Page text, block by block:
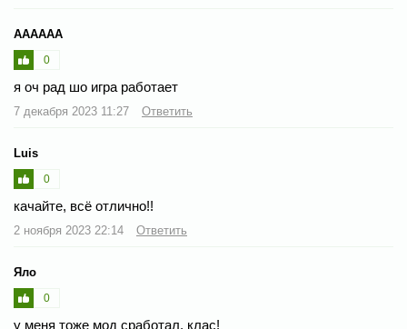
АААААА
0
я оч рад шо игра работает
7 декабря 2023 11:27 Ответить
Luis
0
качайте, всё отлично!!
2 ноября 2023 22:14 Ответить
Яло
0
у меня тоже мод сработал, клас!